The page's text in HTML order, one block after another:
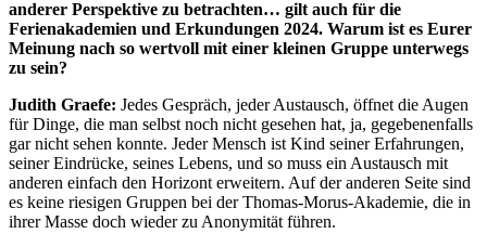
anderer Perspektive zu betrachten… gilt auch für die
Ferienakademien und Erkundungen 2024. Warum ist es Eurer
Meinung nach so wertvoll mit einer kleinen Gruppe unterwegs
zu sein?
Judith Graefe: Jedes Gespräch, jeder Austausch, öffnet die Augen
für Dinge, die man selbst noch nicht gesehen hat, ja, gegebenenfalls
gar nicht sehen konnte. Jeder Mensch ist Kind seiner Erfahrungen,
seiner Eindrücke, seines Lebens, und so muss ein Austausch mit
anderen einfach den Horizont erweitern. Auf der anderen Seite sind
es keine riesigen Gruppen bei der Thomas-Morus-Akademie, die in
ihrer Masse doch wieder zu Anonymität führen.